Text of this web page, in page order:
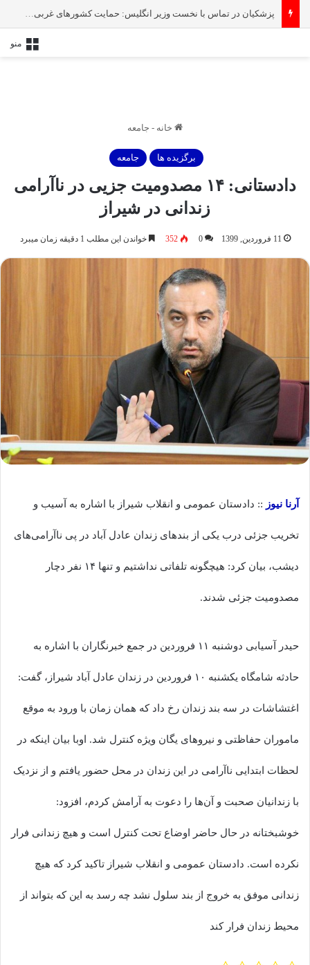
پزشکیان در تماس با نخست‌ وزیر انگلیس: حمایت کشور‌های غربی از رژیم صهیونیستی امنیت منطقه و جهان را به خطر انداخته است
منو
خانه - جامعه
برگزیده ها جامعه
دادستانی: ١۴ مصدومیت جزیی در ناآرامی
زندانی در شیراز
11 فروردین, 1399 0
352 خواندن این مطلب 1 دقیقه زمان میبرد
آرنا نیوز :: دادستان عمومی و انقلاب شیراز با اشاره به آسیب و
تخریب جزئی درب یکی از بندهای زندان عادل آباد در پی ناآرامی‌های
دیشب، بیان کرد: هیچگونه تلفاتی نداشتیم و تنها ۱۴ نفر دچار
مصدومیت جزئی شدند.
حیدر آسیابی دوشنبه ۱۱ فروردین در جمع خبرنگاران با اشاره به
حادثه شامگاه یکشنبه ١٠ فروردین در زندان عادل آباد شیراز، گفت:
اغتشاشات در سه بند زندان رخ داد که همان زمان با ورود به موقع
ماموران حفاظتی و نیروهای یگان ویژه کنترل شد. اوبا بیان اینکه در
لحظات ابتدایی ناآرامی در این زندان در محل حضور یافتم و از نزدیک
با زندانیان صحبت و آن‌ها را دعوت به آرامش کردم، افزود:
خوشبختانه در حال حاضر اوضاع تحت کنترل است و هیچ زندانی فرار
نکرده است. دادستان عمومی و انقلاب شیراز تاکید کرد که هیچ
زندانی موفق به خروج از بند سلول نشد چه رسد به این که بتواند از
محیط زندان فرار کند